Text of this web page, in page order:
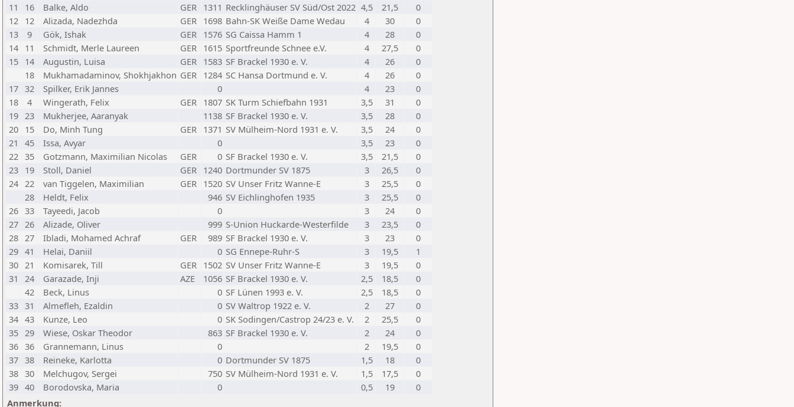
11
16 Balke, Aldo GER 1311 Recklinghäuser SV Süd/Ost 2022 4,5 21,5
0
12 12 Alizada, Nadezhda GER 1698 Bahn-SK Weiße Dame Wedau 4 30
0
13
9 Gök, Ishak GER 1576 SG Caissa Hamm 1 4 28
0
14 11 Schmidt, Merle Laureen GER 1615 Sportfreunde Schnee e.V. 4 27,5
0
15 14 Augustin, Luisa GER 1583 SF Brackel 1930 e. V. 4 26
0
18
Mukhamadaminov, Shokhjakhon GER 1284 SC Hansa Dortmund e. V. 4 26
0
17 32 Spilker, Erik Jannes 0 4 23
0
18
4 Wingerath, Felix GER 1807 SK Turm Schiefbahn 1931 3,5 31
0
19 23 Mukherjee, Aaranyak 1138 SF Brackel 1930 e. V. 3,5 28
0
20 15 Do, Minh Tung GER 1371 SV Mülheim-Nord 1931 e. V. 3,5 24
0
21
45 Issa, Avyar 0 3,5 23
0
22 35 Gotzmann, Maximilian Nicolas GER 0 SF Brackel 1930 e. V. 3,5 21,5
0
23 19 Stoll, Daniel GER 1240 Dortmunder SV 1875 3 26,5
0
24 22 van Tiggelen, Maximilian GER 1520 SV Unser Fritz Wanne-E 3 25,5
0
28
Heldt, Felix 946 SV Eichlinghofen 1935 3 25,5
0
26 33 Tayeedi, Jacob 0 3 24
0
27 26 Alizade, Oliver 999 S-Union Huckarde-Westerfilde 3 23,5
0
28 27 Ibladi, Mohamed Achraf GER 989 SF Brackel 1930 e. V. 3 23
0
29 41 Helai, Daniil 0 SG Ennepe-Ruhr-S 3 19,5
1
30 21 Komisarek, Till GER 1502 SV Unser Fritz Wanne-E 3 19,5
0
31
24 Garazade, Inji AZE 1056 SF Brackel 1930 e. V. 2,5 18,5
0
42
Beck, Linus 0 SF Lünen 1993 e. V. 2,5 18,5
0
33 31 Almefleh, Ezaldin 0 SV Waltrop 1922 e. V. 2 27
0
34 43 Kunze, Leo 0 SK Sodingen/Castrop 24/23 e. V. 2 25,5
0
35 29 Wiese, Oskar Theodor 863 SF Brackel 1930 e. V. 2 24
0
36 36 Grannemann, Linus 0 2 19,5
0
37 38 Reineke, Karlotta 0 Dortmunder SV 1875 1,5 18
0
38 30 Melchugov, Sergei 750 SV Mülheim-Nord 1931 e. V. 1,5 17,5
0
39 40 Borodovska, Maria 0 0,5 19
0
Anmerkung: